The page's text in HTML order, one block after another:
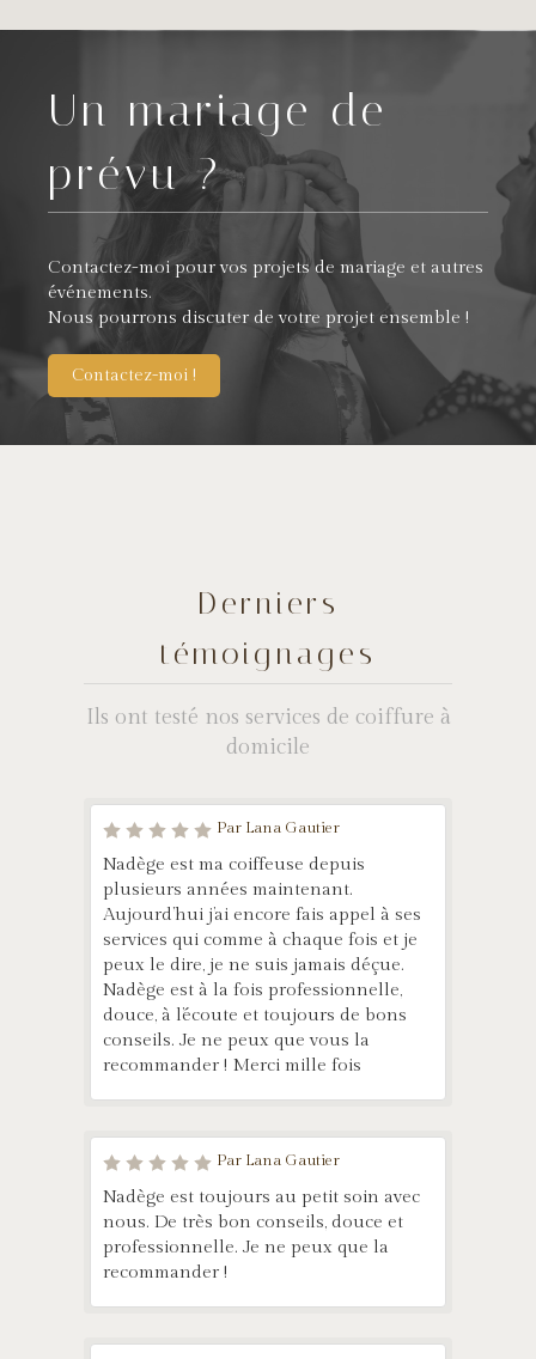
Un mariage de
prévu ?
Contactez-moi pour vos projets de mariage et autres
événements.
Nous pourrons discuter de votre projet ensemble !
Contactez-moi !
Derniers
témoignages
Ils ont testé nos services de coiffure à
domicile
Par Lana Gautier
Nadège est ma coiffeuse depuis
plusieurs années maintenant.
Aujourd’hui j’ai encore fais appel à ses
services qui comme à chaque fois et je
peux le dire, je ne suis jamais déçue.
Nadège est à la fois professionnelle,
douce, à l’écoute et toujours de bons
conseils. Je ne peux que vous la
recommander ! Merci mille fois
Par Lana Gautier
Nadège est toujours au petit soin avec
nous. De très bon conseils, douce et
professionnelle. Je ne peux que la
recommander !